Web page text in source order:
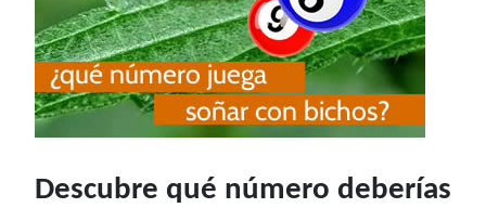
Descubre qué número deberías